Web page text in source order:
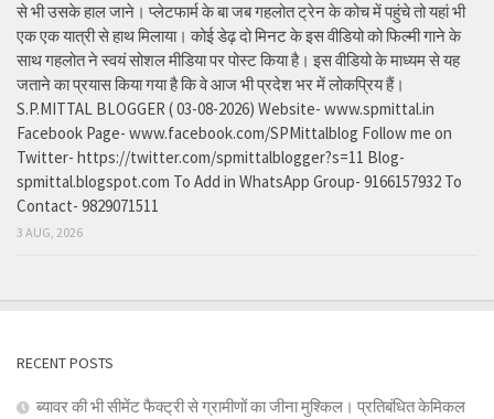
से भी उसके हाल जाने। प्लेटफार्म के बा जब गहलोत ट्रेन के कोच में पहुंचे तो यहां भी
एक एक यात्री से हाथ मिलाया। कोई डेढ़ दो मिनट के इस वीडियो को फिल्मी गाने के
साथ गहलोत ने स्वयं सोशल मीडिया पर पोस्ट किया है। इस वीडियो के माध्यम से यह
जताने का प्रयास किया गया है कि वे आज भी प्रदेश भर में लोकप्रिय हैं।
S.P.MITTAL BLOGGER ( 03-08-2026) Website- www.spmittal.in
Facebook Page- www.facebook.com/SPMittalblog Follow me on
Twitter- https://twitter.com/spmittalblogger?s=11 Blog-
spmittal.blogspot.com To Add in WhatsApp Group- 9166157932 To
Contact- 9829071511
3 AUG, 2026
RECENT POSTS
ब्यावर की भी सीमेंट फैक्ट्री से ग्रामीणों का जीना मुश्किल। प्रतिबंधित केमिकल